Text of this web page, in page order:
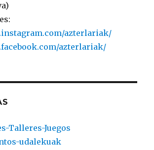
azterlariak/
azterlariak/
Talleres-Juegos
udalekuak